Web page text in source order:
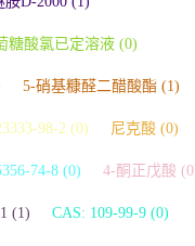
糖酸氯已定溶液 (0)
5-硝基糠醛二醋酸酯 (1)
98-2 (0) 尼克酸 (0)
74-8 (0) 4-酮正戊酸
(1) CAS: 109-99-9 (0)